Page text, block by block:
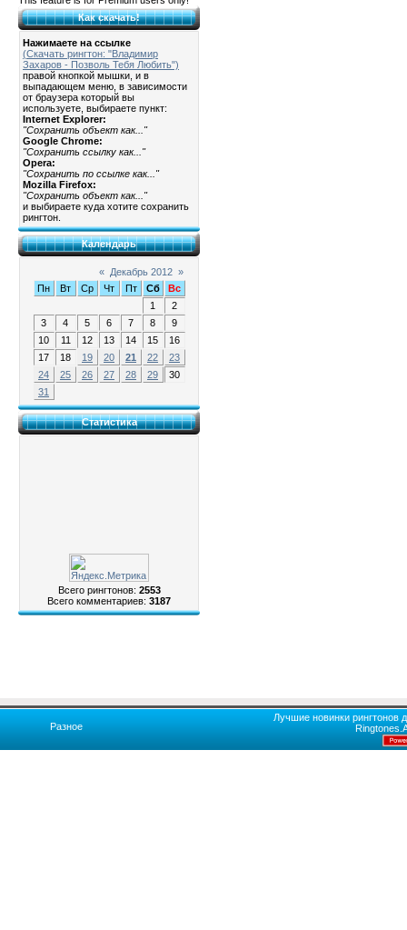
Как скачать!
Нажимаете на ссылке
(Скачать рингтон: "Владимир
Захаров - Позволь Тебя Любить")
правой кнопкой мышки, и в
выпадающем меню, в зависимости
от браузера который вы
используете, выбираете пункт:
Internet Explorer:
"Сохранить объект как..."
Google Chrome:
"Сохранить ссылку как..."
Opera:
"Сохранить по ссылке как..."
Mozilla Firefox:
"Сохранить объект как..."
и выбираете куда хотите сохранить
рингтон.
Календарь
« Декабрь 2012 »
Пн
Вт Ср Чт Пт Сб
Вс
1
2
3
4 5 6 7 8
9
10
11 12 13 14 15
16
17
18 19 20 21 22
23
24
25 26 27 28 29
30
31
Статистика
Всего рингтонов: 2553
Всего комментариев: 3187
Разное
Лучшие новинки рингтонов